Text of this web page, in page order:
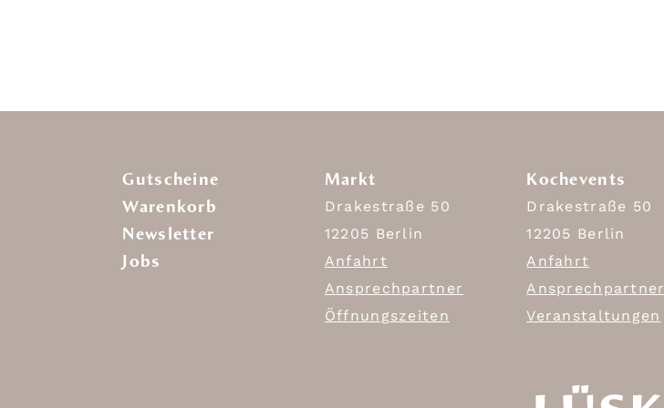
Gutscheine
Warenkorb
Newsletter
Jobs
Markt
Drakestraße 50
12205 Berlin
Anfahrt
Ansprechpartner
Öffnungszeiten
Kochevents
Drakestraße 50
12205 Berlin
Anfahrt
Ansprechpartner
Veranstaltungen